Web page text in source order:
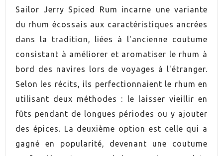
VOLUMEN
GRADUACIÓN 40,0%
Sailor Jerry Spiced Rum incarne une variante
du rhum écossais aux caractéristiques ancrées
dans la tradition, liées à l'ancienne coutume
consistant à améliorer et aromatiser le rhum à
bord des navires lors de voyages à l'étranger.
Selon les récits, ils perfectionnaient le rhum en
utilisant deux méthodes : le laisser vieillir en
fûts pendant de longues périodes ou y ajouter
des épices. La deuxième option est celle qui a
gagné en popularité, devenant une coutume